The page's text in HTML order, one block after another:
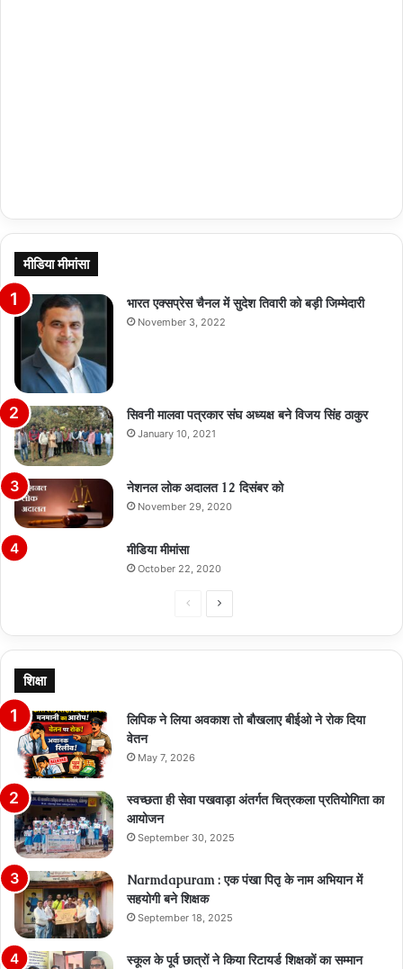
मीडिया मीमांसा
भारत एक्सप्रेस चैनल में सुदेश तिवारी को बड़ी जिम्मेदारी
November 3, 2022
सिवनी मालवा पत्रकार संघ अध्यक्ष बने विजय सिंह ठाकुर
January 10, 2021
नेशनल लोक अदालत 12 दिसंबर को
November 29, 2020
मीडिया मीमांसा
October 22, 2020
PreviousNext
शिक्षा
लिपिक ने लिया अवकाश तो बौखलाए बीईओ ने रोक दिया
वेतन
May 7, 2026
स्वच्छता ही सेवा पखवाड़ा अंतर्गत चित्रकला प्रतियोगिता का
आयोजन
September 30, 2025
Narmdapuram : एक पंखा पितृ के नाम अभियान में
सहयोगी बने शिक्षक
September 18, 2025
स्कूल के पूर्व छात्रों ने किया रिटायर्ड शिक्षकों का सम्मान